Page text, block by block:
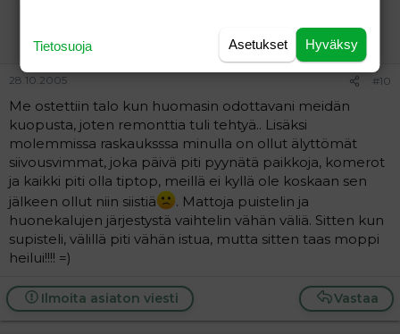
28.10.2005 #10
Me ostettiin talo kun huomasin odottavani meidän
kuopusta, joten remonttia tuli tehtyä.. Lisäksi
molemmissa raskauksssa minulla on ollut älyttömät
siivousvimmat, joka päivä piti pyynätä paikkoja, komerot
ja kaikki piti olla tiptop, meillä ei kyllä ole koskaan sen
jälkeen ollut niin siistiä
. Mattoja puistelin ja
huonekalujen järjestystä vaihtelin vähän väliä. Sitten kun
supisteli, välillä piti vähän istua, mutta sitten taas moppi
heilui!!!! =)
Vastaa
Ilmoita asiaton viesti
Hyväksy
Asetukset
Tietosuoja